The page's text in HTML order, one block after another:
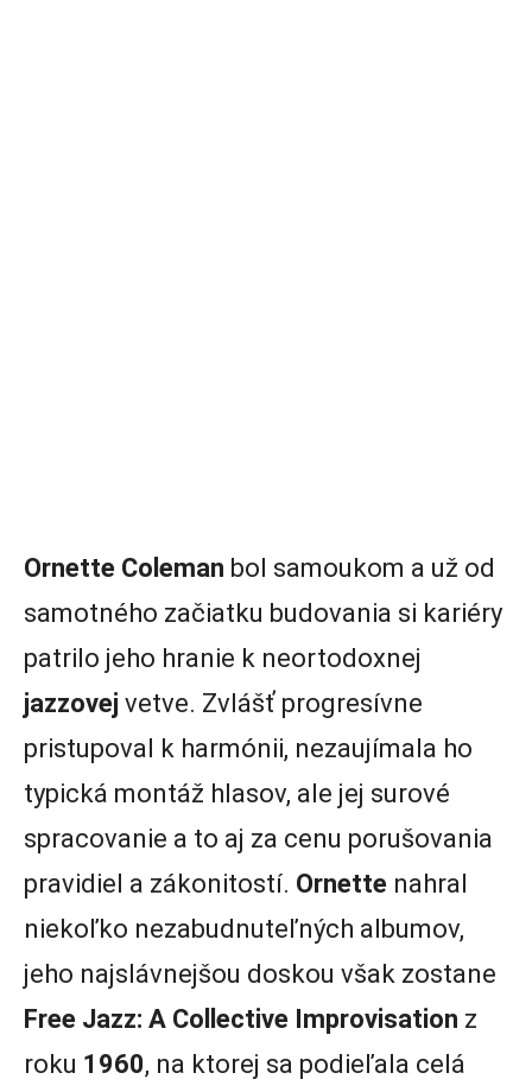
Ornette Coleman bol samoukom a už od
samotného začiatku budovania si kariéry
patrilo jeho hranie k neortodoxnej
jazzovej vetve. Zvlášť progresívne
pristupoval k harmónii, nezaujímala ho
typická montáž hlasov, ale jej surové
spracovanie a to aj za cenu porušovania
pravidiel a zákonitostí. Ornette nahral
niekoľko nezabudnuteľných albumov,
jeho najslávnejšou doskou však zostane
Free Jazz: A Collective Improvisation z
roku 1960, na ktorej sa podieľala celá